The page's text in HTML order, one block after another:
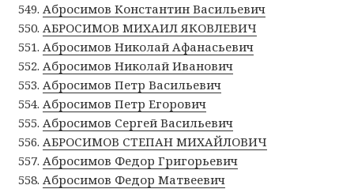
Абросимов Константин Васильевич
АБРОСИМОВ МИХАИЛ ЯКОВЛЕВИЧ
Абросимов Николай Афанасьевич
Абросимов Николай Иванович
Абросимов Петр Васильевич
Абросимов Петр Егорович
Абросимов Сергей Васильевич
АБРОСИМОВ СТЕПАН МИХАЙЛОВИЧ
Абросимов Федор Григорьевич
Абросимов Федор Матвеевич